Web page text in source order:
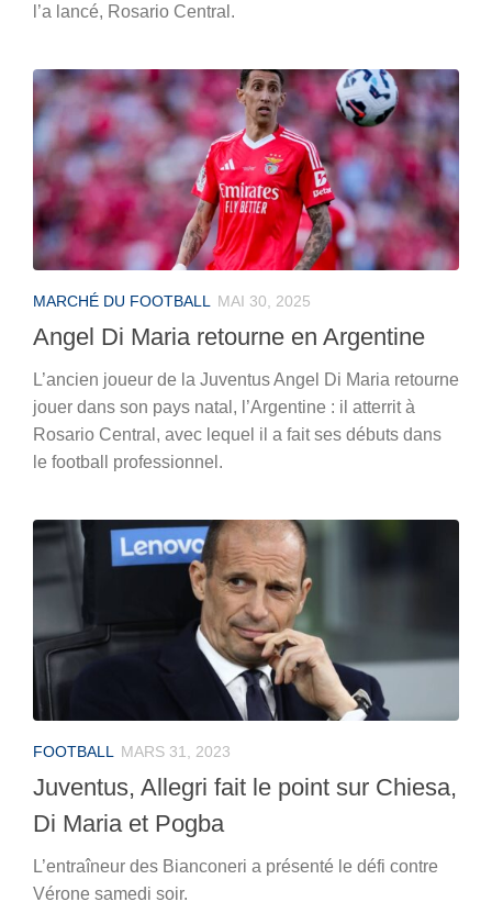
l’a lancé, Rosario Central.
MARCHÉ DU FOOTBALL MAI 30, 2025
Angel Di Maria retourne en Argentine
L’ancien joueur de la Juventus Angel Di Maria retourne
jouer dans son pays natal, l’Argentine : il atterrit à
Rosario Central, avec lequel il a fait ses débuts dans
le football professionnel.
FOOTBALL MARS 31, 2023
Juventus, Allegri fait le point sur Chiesa,
Di Maria et Pogba
L’entraîneur des Bianconeri a présenté le défi contre
Vérone samedi soir.